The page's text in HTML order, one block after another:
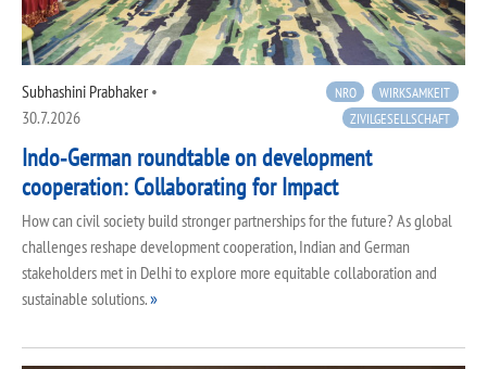
Subhashini Prabhaker•
30.7.2026
NRO
WIRKSAMKEIT
ZIVILGESELLSCHAFT
Indo‑German roundtable on development
cooperation: Collaborating for Impact
How can civil society build stronger partnerships for the future? As global
challenges reshape development cooperation, Indian and German
stakeholders met in Delhi to explore more equitable collaboration and
sustainable solutions.